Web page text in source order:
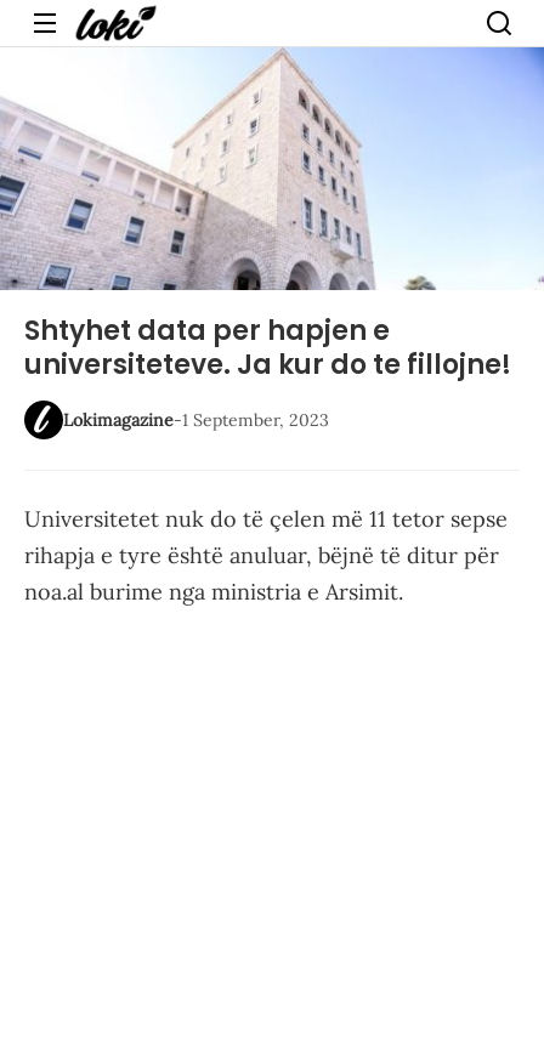
Menu
Shtyhet data per hapjen e
universiteteve. Ja kur do te fillojne!
Lokimagazine-1 September, 2023
Universitetet nuk do të çelen më 11 tetor sepse
rihapja e tyre është anuluar, bëjnë të ditur për
noa.al burime nga ministria e Arsimit.